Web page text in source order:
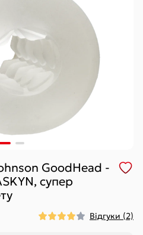
GoodHead -
супер
Відгуки (2)